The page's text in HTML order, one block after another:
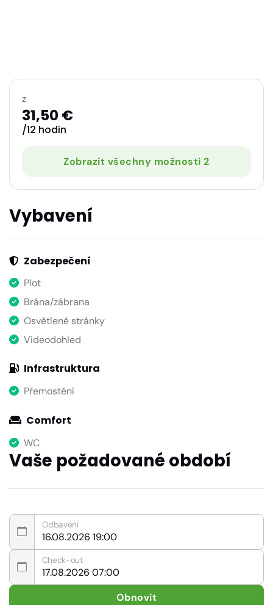
Vybavení
Zabezpečení
Plot
Brána/zábrana
Osvětlené stránky
Videodohled
Infrastruktura
Přemostění
Comfort
WC
Vaše požadované období
Odbavení
Check-out
Obnovit
z
31,50 €
/12 hodin
Zobrazit všechny možnosti 2